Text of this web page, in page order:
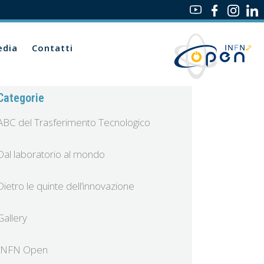
Contatti
del Trasferimento Tecnologico
laboratorio al mondo
le quinte dell’innovazione
Open